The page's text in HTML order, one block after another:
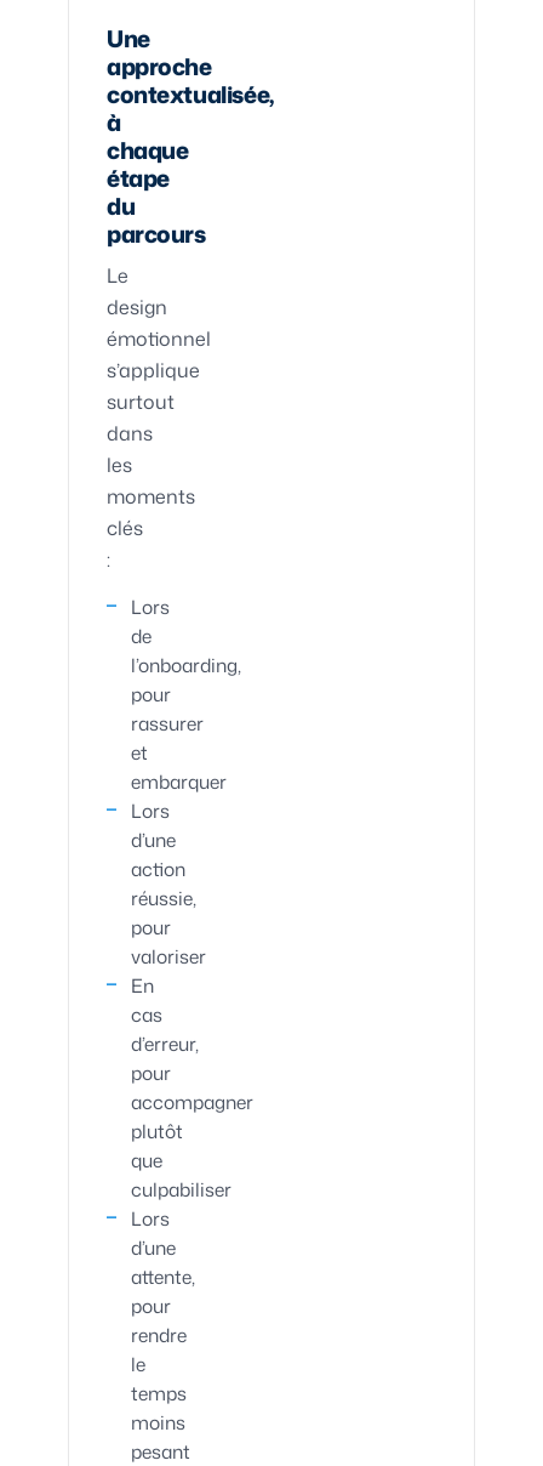
Une
approche
contextualisée,
à
chaque
étape
du
parcours
Le
design
émotionnel
s’applique
surtout
dans
les
moments
clés
:
Lors
de
l’onboarding,
pour
rassurer
et
embarquer
Lors
d’une
action
réussie,
pour
valoriser
En
cas
d’erreur,
pour
accompagner
plutôt
que
culpabiliser
Lors
d’une
attente,
pour
rendre
le
temps
moins
pesant